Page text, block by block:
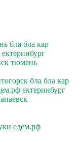
бла бла кар
тюмень
бла бла кар
ектеринбург
едем.рф